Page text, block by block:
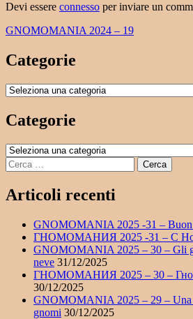
Devi essere connesso per inviare un
Navigazione
articoli
GNOMOMANIA 2024 – 19
Categorie
Categorie
Categorie
Categorie
Ricerca
per:
Articoli recenti
GNOMOMANIA 2025 -31 –
ГНОМОМАНИЯ 2025 -31 – С
GNOMOMANIA 2025 – 30 – Gli
neve 31/12/2025
ГНОМОМАНИЯ 2025 – 30 –
30/12/2025
GNOMOMANIA 2025 – 29 – Una
gnomi 30/12/2025